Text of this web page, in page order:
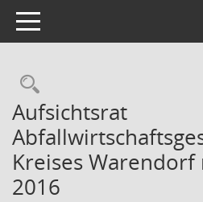
Toggle navigation
Rechercheauswahl
Aufsichtsrat
Kreises
2016